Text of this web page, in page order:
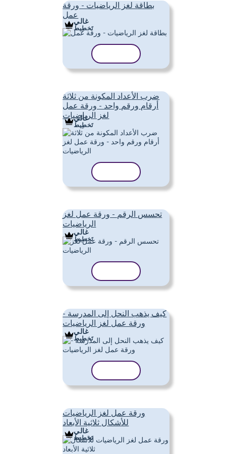
بطاقة لغز الرياضيات - ورقة
عمل
غالي
تَخطِيط
ضرب الأعداد المكونة من ثلاثة
أرقام ورقم واحد - ورقة عمل
لغز الرياضيات
غالي
تَخطِيط
تحسس الرقم - ورقة عمل لغز
الرياضيات
غالي
تَخطِيط
كيف يذهب النحل إلى المدرسة -
ورقة عمل لغز الرياضيات
غالي
تَخطِيط
ورقة عمل لغز الرياضيات
للأشكال ثلاثية الأبعاد
غالي
تَخطِيط